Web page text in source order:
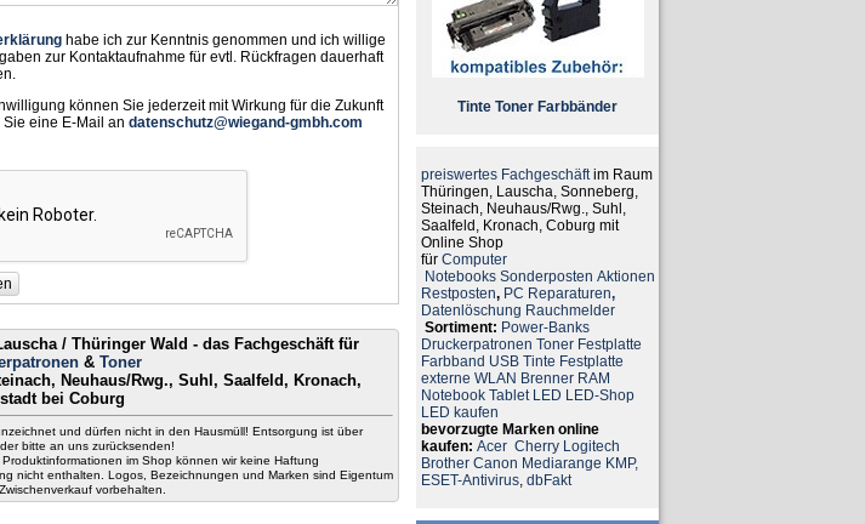
habe ich zur Kenntnis genommen und ich willige
zur Kontaktaufnahme für evtl. Rückfragen dauerhaft
können Sie jederzeit mit Wirkung für die Zukunft
eine E-Mail an datenschutz@wiegand-gmbh.com
/ Thüringer Wald - das Fachgeschäft für
& Toner
Neuhaus/Rwg., Suhl, Saalfeld, Kronach,
bei Coburg
und dürfen nicht in den Hausmüll! Entsorgung ist über
bitte an uns zurücksenden!
im Shop können wir keine Haftung
nicht enthalten. Logos, Bezeichnungen und Marken sind Eigentum
vorbehalten.
Tinte Toner Farbbänder
preiswertes Fachgeschäft im Raum
Thüringen, Lauscha, Sonneberg,
Steinach, Neuhaus/Rwg., Suhl,
Saalfeld, Kronach, Coburg mit
Online Shop
für Computer
Notebooks Sonderposten Aktionen
Restposten, PC Reparaturen,
Datenlöschung Rauchmelder
Sortiment: Power-Banks
Druckerpatronen Toner Festplatte
Farbband USB Tinte Festplatte
externe WLAN Brenner RAM
Notebook Tablet LED LED-Shop
LED kaufen
bevorzugte Marken online
kaufen: Acer Cherry Logitech
Brother Canon Mediarange KMP,
ESET-Antivirus, dbFakt